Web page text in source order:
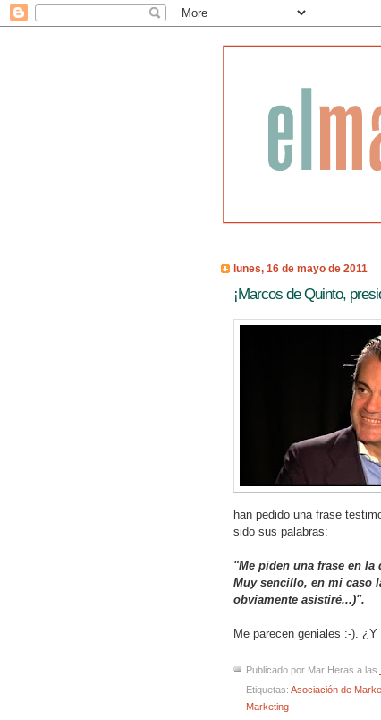
lunes, 16 de mayo de 2011
¡Marcos de Quinto,
han pedido una frase
sido sus palabras:
"Me piden una frase en
Muy sencillo, en mi caso
obviamente asistiré...)".
Me parecen geniales :-).
Publicado por Mar Heras a las
Etiquetas: Asociación de
Marketing